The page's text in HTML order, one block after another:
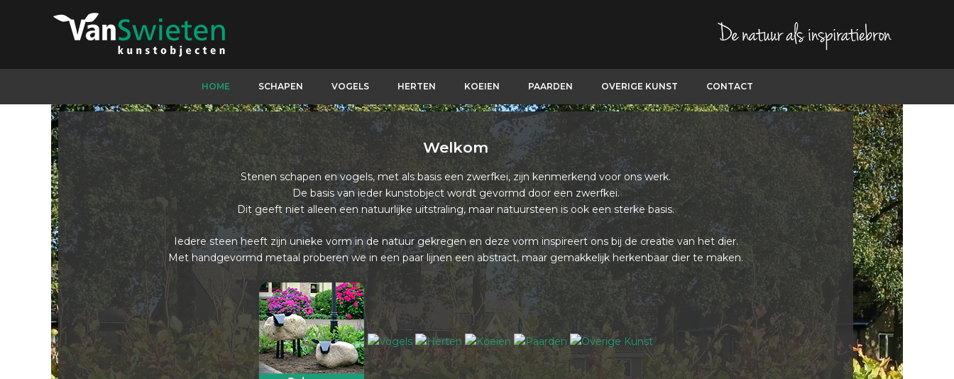
HOME SCHAPEN VOGELS HERTEN KOEIEN PAARDEN OVERIGE KUNST CONTACT
Welkom
Stenen schapen en vogels, met als basis een zwerfkei, zijn kenmerkend voor ons werk.
De basis van ieder kunstobject wordt gevormd door een zwerfkei.
Dit geeft niet alleen een natuurlijke uitstraling, maar natuursteen is ook een sterke basis.
Iedere steen heeft zijn unieke vorm in de natuur gekregen en deze vorm inspireert ons bij de creatie van het dier.
Met handgevormd metaal proberen we in een paar lijnen een abstract, maar gemakkelijk herkenbaar dier te maken.